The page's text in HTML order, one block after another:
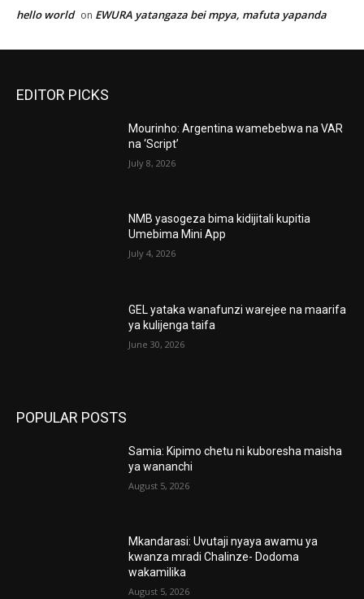
hello world on EWURA yatangaza bei mpya, mafuta yapanda
EDITOR PICKS
Mourinho: Argentina wamebebwa na VAR
na ‘Script’
July 8, 2026
NMB yasogeza bima kidijitali kupitia
Umebima Mini App
July 4, 2026
GEL yataka wanafunzi warejee na maarifa
ya kulijenga taifa
June 30, 2026
POPULAR POSTS
Samia: Kipimo chetu ni kuboresha maisha
ya wananchi
August 5, 2026
Mkandarasi: Uvutaji nyaya awamu ya
kwanza mradi Chalinze- Dodoma
wakamilika
August 5, 2026